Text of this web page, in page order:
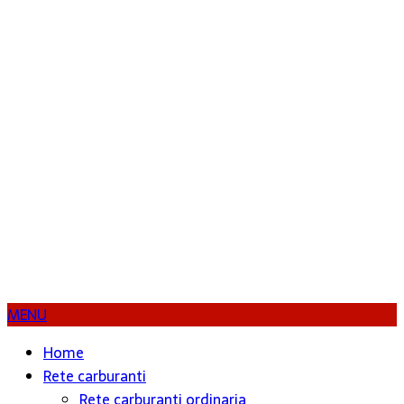
MENU
Home
Rete carburanti